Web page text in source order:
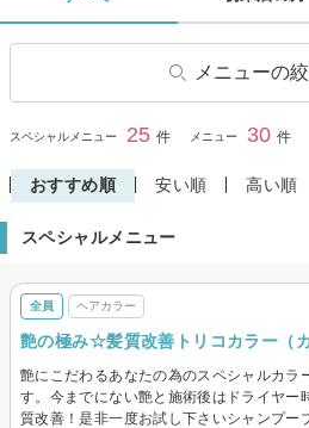
メニューの
ヘアカット
リタッチカラー
パーマ
トリートメント
炭酸ヘッドスパ
その他(ヘア)
閉じる
スペシャルメニュー 25 件 メニュー 30 件
おすすめ順 安い順 高い順
スペシャルメニュー
全員 ヘアカラー
艶の極み☆髪質改善トリコカラー（
艶にこだわるあなたの為のスペシャルカラ
す。今までにない艶と施術後はドライヤー
質改善！是非一度お試し下さいシャンプー